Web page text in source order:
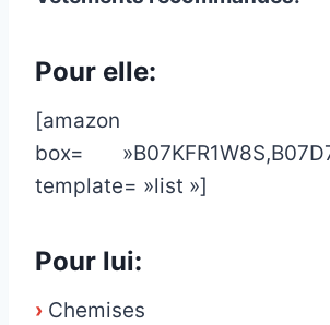
Pour elle:
[amazon
box=
template= »list »]
Pour lui:
› Chemises